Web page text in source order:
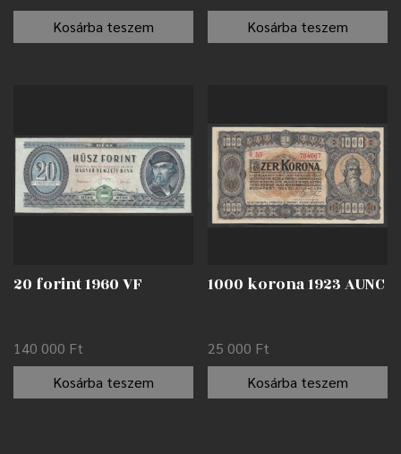
Kosárba teszem
Kosárba teszem
20 forint 1960 VF
140 000 Ft
Kosárba teszem
1000 korona 1923 AUNC
25 000 Ft
Kosárba teszem